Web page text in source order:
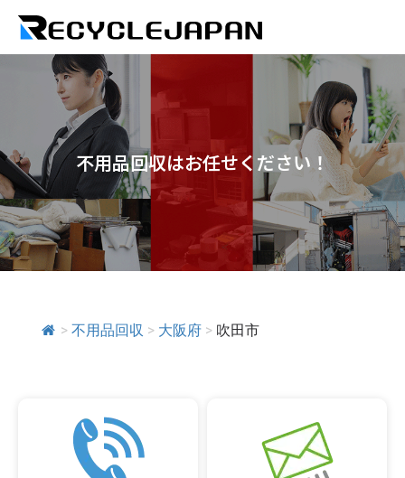
不用品回収はお任せください！
> 不用品回収 > 大阪府 > 吹田市